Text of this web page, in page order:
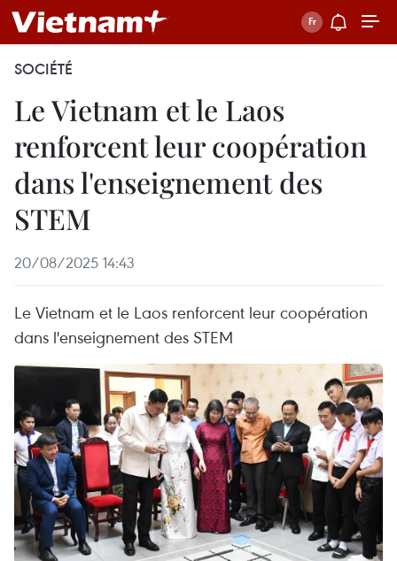
SOCIÉTÉ
Le Vietnam et le Laos
renforcent leur coopération
dans l'enseignement des
STEM
20/08/2025 14:43
Le Vietnam et le Laos renforcent leur coopération
dans l'enseignement des STEM